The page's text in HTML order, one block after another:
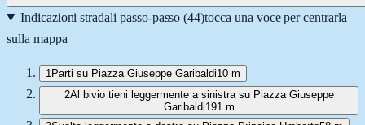
Indicazioni stradali passo-passo (44)tocca una voce per centrarla
sulla mappa
1 Parti su Piazza Giuseppe Garibaldi10 m
2Al bivio tieni leggermente a sinistra su Piazza Giuseppe
Garibaldi191 m